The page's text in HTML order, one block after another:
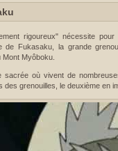
rigoureux" nécessite
de Fukasaku, la grande
Mont Myôboku.
sacrée où vivent de
des grenouilles, le deuxième en